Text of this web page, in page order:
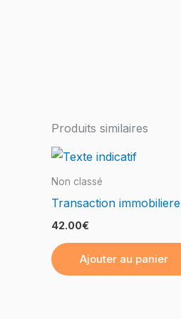
Produits similaires
Non classé
Transaction immobiliere
42.00€
Ajouter au panier